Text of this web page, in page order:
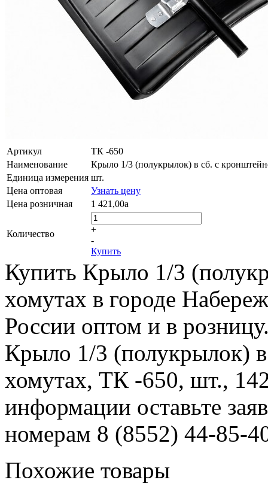
Артикул
ТК -650
Наименование
Крыло 1/3 (полукрылок) в сб. с
Единица измерения шт.
Цена оптовая
Узнать цену
Цена розничная
1 421,00a
Количество
+
-
Купить
Купить Крыло 1/3
хомутах в городе
России оптом и в
Крыло 1/3 (полукрылок)
хомутах, ТК -650, шт.,
информации оставьте
номерам 8 (8552) 44-85-
Похожие товары